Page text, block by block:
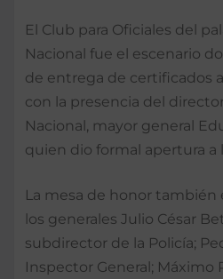
El Club para Oficiales del
Nacional fue el escenario
de entrega de certificados
con la presencia del
Nacional, mayor general
quien dio formal apertura a
La mesa de honor
los generales Julio César
subdirector de la Policía;
Inspector General; Máximo